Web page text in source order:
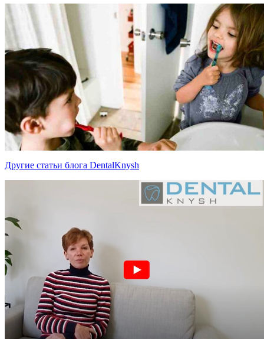
Другие статьи блога DentalKnysh